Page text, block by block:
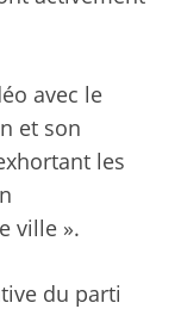
avec le
et son
les
ville ».
du parti